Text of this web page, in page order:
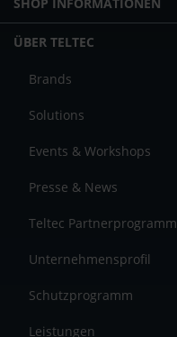
SHOP INFORMATIONEN
ÜBER TELTEC
Brands
Solutions
Events & Workshops
Presse & News
Teltec Partnerprogramm
Unternehmensprofil
Schutzprogramm
Leistungen